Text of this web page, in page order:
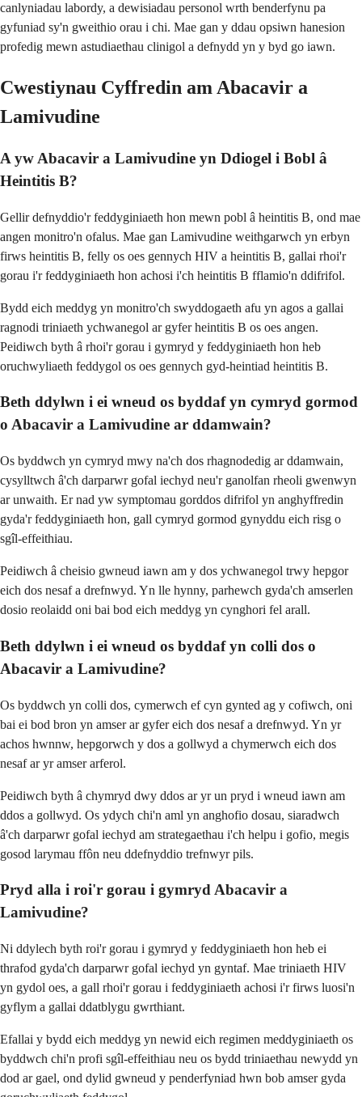
canlyniadau labordy, a dewisiadau personol wrth benderfynu pa
gyfuniad sy'n gweithio orau i chi. Mae gan y ddau opsiwn hanesion
profedig mewn astudiaethau clinigol a defnydd yn y byd go iawn.
Cwestiynau Cyffredin am Abacavir a
Lamivudine
A yw Abacavir a Lamivudine yn Ddiogel i Bobl â
Heintitis B?
Gellir defnyddio'r feddyginiaeth hon mewn pobl â heintitis B, ond mae
angen monitro'n ofalus. Mae gan Lamivudine weithgarwch yn erbyn
firws heintitis B, felly os oes gennych HIV a heintitis B, gallai rhoi'r
gorau i'r feddyginiaeth hon achosi i'ch heintitis B fflamio'n ddifrifol.
Bydd eich meddyg yn monitro'ch swyddogaeth afu yn agos a gallai
ragnodi triniaeth ychwanegol ar gyfer heintitis B os oes angen.
Peidiwch byth â rhoi'r gorau i gymryd y feddyginiaeth hon heb
oruchwyliaeth feddygol os oes gennych gyd-heintiad heintitis B.
Beth ddylwn i ei wneud os byddaf yn cymryd gormod
o Abacavir a Lamivudine ar ddamwain?
Os byddwch yn cymryd mwy na'ch dos rhagnodedig ar ddamwain,
cysylltwch â'ch darparwr gofal iechyd neu'r ganolfan rheoli gwenwyn
ar unwaith. Er nad yw symptomau gorddos difrifol yn anghyffredin
gyda'r feddyginiaeth hon, gall cymryd gormod gynyddu eich risg o
sgîl-effeithiau.
Peidiwch â cheisio gwneud iawn am y dos ychwanegol trwy hepgor
eich dos nesaf a drefnwyd. Yn lle hynny, parhewch gyda'ch amserlen
dosio reolaidd oni bai bod eich meddyg yn cynghori fel arall.
Beth ddylwn i ei wneud os byddaf yn colli dos o
Abacavir a Lamivudine?
Os byddwch yn colli dos, cymerwch ef cyn gynted ag y cofiwch, oni
bai ei bod bron yn amser ar gyfer eich dos nesaf a drefnwyd. Yn yr
achos hwnnw, hepgorwch y dos a gollwyd a chymerwch eich dos
nesaf ar yr amser arferol.
Peidiwch byth â chymryd dwy ddos ​​ar yr un pryd i wneud iawn am
ddos ​​a gollwyd. Os ydych chi'n aml yn anghofio dosau, siaradwch
â'ch darparwr gofal iechyd am strategaethau i'ch helpu i gofio, megis
gosod larymau ffôn neu ddefnyddio trefnwyr pils.
Pryd alla i roi'r gorau i gymryd Abacavir a
Lamivudine?
Ni ddylech byth roi'r gorau i gymryd y feddyginiaeth hon heb ei
thrafod gyda'ch darparwr gofal iechyd yn gyntaf. Mae triniaeth HIV
yn gydol oes, a gall rhoi'r gorau i feddyginiaeth achosi i'r firws luosi'n
gyflym a gallai ddatblygu gwrthiant.
Efallai y bydd eich meddyg yn newid eich regimen meddyginiaeth os
byddwch chi'n profi sgîl-effeithiau neu os bydd triniaethau newydd yn
dod ar gael, ond dylid gwneud y penderfyniad hwn bob amser gyda